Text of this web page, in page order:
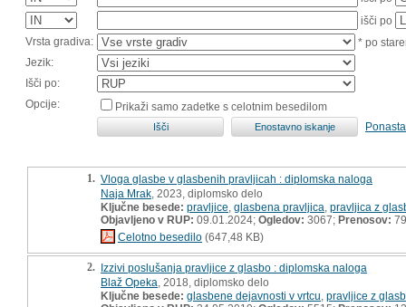
išči po
Vrsta gradiva:
* po
Jezik:
Išči po:
Opcije:
Prikaži samo zadetke s celotnim besedilom
1. Vloga glasbe v glasbenih pravljicah : diplomska naloga
Naja Mrak , 2023, diplomsko delo
Ključne besede: pravljice glasbena pravljica pravljica z
Objavljeno v RUP: 09.01.2024; Ogledov: 3067; Prenosov: 79
Celotno besedilo (647,48 KB)
2. Izzivi poslušanja pravljice z glasbo : diplomska naloga
Blaž Opeka , 2018, diplomsko delo
Ključne besede: glasbene dejavnosti v vrtcu pravljice z